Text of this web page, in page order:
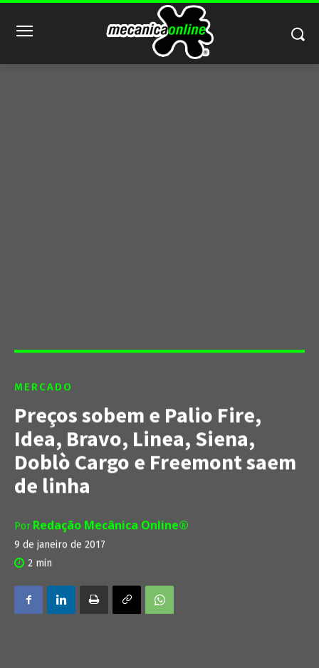
MERCADO
Preços sobem e Palio Fire,
Idea, Bravo, Linea, Siena,
Doblò Cargo e Freemont saem
de linha
Por Redação Mecânica Online®
9 de janeiro de 2017
2 min